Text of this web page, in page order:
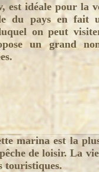
est idéale pour la
du pays en fait
on peut
un grand
marina est la
de loisir. La
touristiques.